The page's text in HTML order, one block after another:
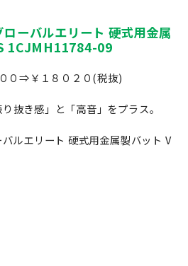
ーバルエリート 硬式用金属
1CJMH11784-09
０⇒￥１８０２０(税抜)
抜き感」と「高音」をプラス。
ルエリート 硬式用金属製バット V